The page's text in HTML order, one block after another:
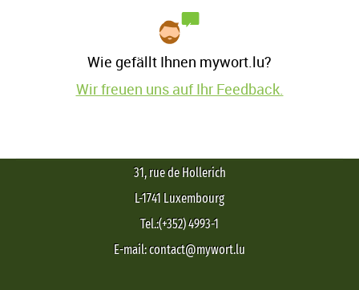
Wie gefällt Ihnen mywort.lu?
Wir freuen uns auf Ihr Feedback.
31, rue de Hollerich
L-1741 Luxembourg
Tel.:(+352) 4993-1
E-mail: contact@mywort.lu